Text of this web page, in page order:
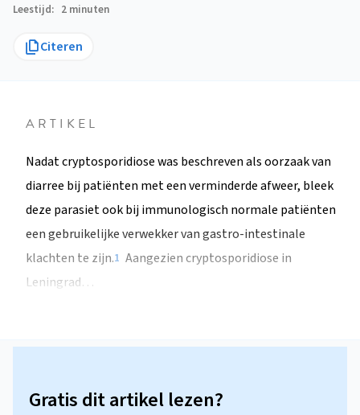
Leestijd 2 minuten
Citeren
ARTIKEL
Nadat cryptosporidiose was beschreven als oorzaak van
diarree bij patiënten met een verminderde afweer, bleek
deze parasiet ook bij immunologisch normale patiënten
een gebruikelijke verwekker van gastro-intestinale
klachten te zijn.1 Aangezien cryptosporidiose in
Leningrad…
Gratis dit artikel lezen?